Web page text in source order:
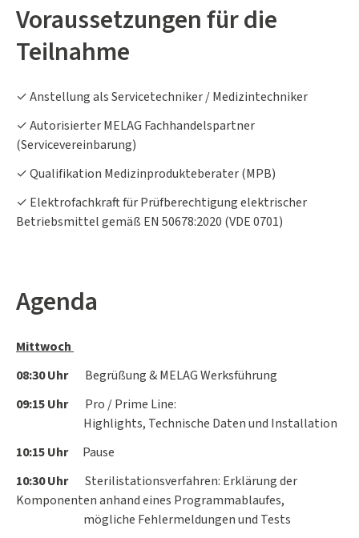
Voraussetzungen für die
Teilnahme
✓ Anstellung als Servicetechniker / Medizintechniker
✓ Autorisierter MELAG Fachhandelspartner
(Servicevereinbarung)
✓ Qualifikation Medizinprodukteberater (MPB)
✓ Elektrofachkraft für Prüfberechtigung elektrischer
Betriebsmittel gemäß EN 50678:2020 (VDE 0701)
Agenda
Mittwoch
08:30 Uhr
Begrüßung & MELAG Werksführung
09:15 Uhr Pro / Prime Line:
Highlights, Technische Daten und Installation
10:15 UhrPause
10:30 Uhr
Sterilistationsverfahren: Erklärung der
Komponenten anhand eines Programmablaufes,
mögliche Fehlermeldungen und Tests